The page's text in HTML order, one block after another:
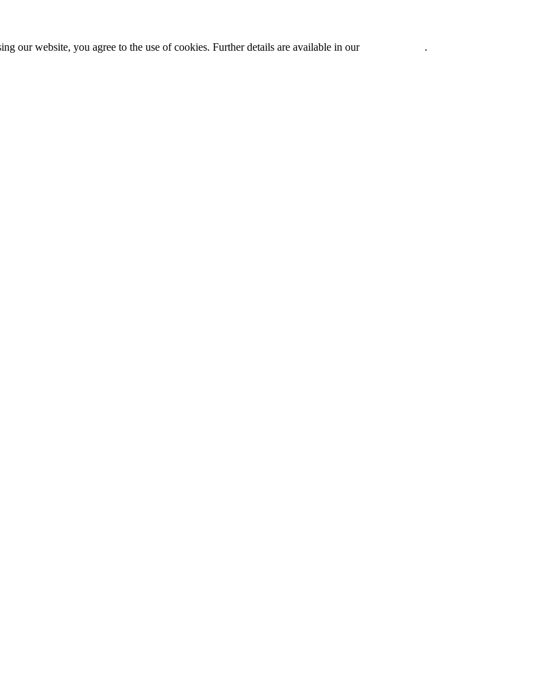
our website, you agree to the use of cookies. Further details are available in our .